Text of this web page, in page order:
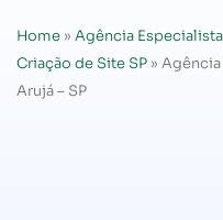
Home » Agência
Criação de Site SP » Agência
Arujá – SP